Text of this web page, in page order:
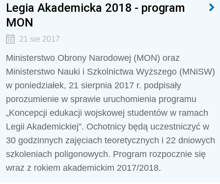
Legia Akademicka 2018 - program
MON
21 sie 2017
Ministerstwo Obrony Narodowej (MON) oraz
Ministerstwo Nauki i Szkolnictwa Wyższego (MNiSW)
w poniedziałek, 21 sierpnia 2017 r. podpisały
porozumienie w sprawie uruchomienia programu
„Koncepcji edukacji wojskowej studentów w ramach
Legii Akademickiej”. Ochotnicy będą uczestniczyć w
30 godzinnych zajęciach teoretycznych i 22 dniowych
szkoleniach poligonowych. Program rozpocznie się
wraz z rokiem akademickim 2017/2018.